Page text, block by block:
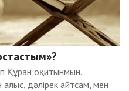
Құран оқитынмын.
алыс, дәлірек айтсам, мен